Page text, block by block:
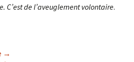
C’est de l’aveuglement volontaire.
Panique climatique
→